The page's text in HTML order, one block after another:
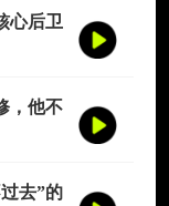
心后卫
」正
，他不
去”的